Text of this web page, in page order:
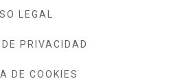
LEGAL
PRIVACIDAD
DE COOKIES